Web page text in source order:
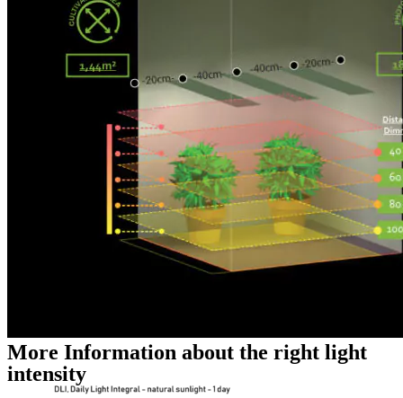
More Information about the right light
intensity